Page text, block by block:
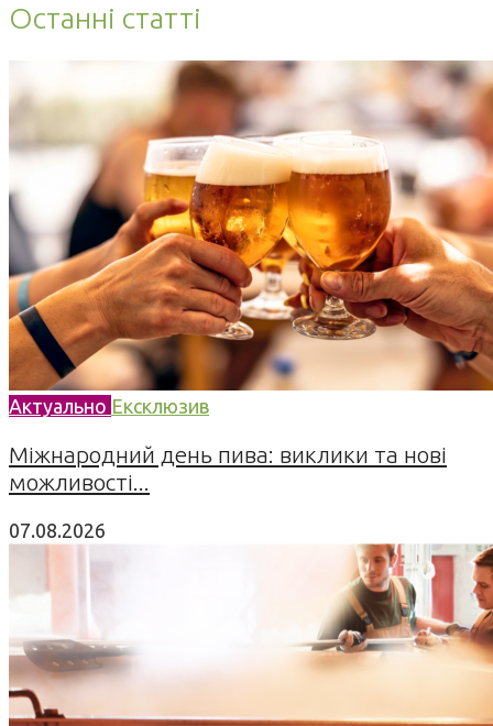
Останні статті
Актуально Ексклюзив
Міжнародний день пива: виклики та нові
можливості...
07.08.2026